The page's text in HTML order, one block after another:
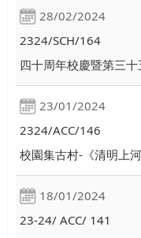
28/02/2024
2324/SCH/164
四十周年校慶暨第三
23/01/2024
2324/ACC/146
校園集古村-《清明上
18/01/2024
23-24/ ACC/ 141